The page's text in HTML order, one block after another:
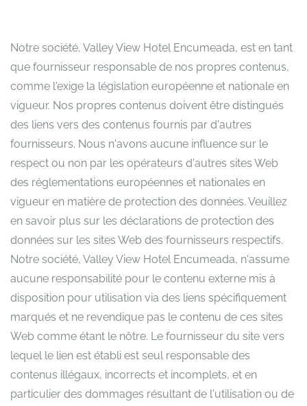
Notre société, Valley View Hotel Encumeada, est en tant
que fournisseur responsable de nos propres contenus,
comme l'exige la législation européenne et nationale en
vigueur. Nos propres contenus doivent être distingués
des liens vers des contenus fournis par d'autres
fournisseurs. Nous n'avons aucune influence sur le
respect ou non par les opérateurs d'autres sites Web
des réglementations européennes et nationales en
vigueur en matière de protection des données. Veuillez
en savoir plus sur les déclarations de protection des
données sur les sites Web des fournisseurs respectifs.
Notre société, Valley View Hotel Encumeada, n'assume
aucune responsabilité pour le contenu externe mis à
disposition pour utilisation via des liens spécifiquement
marqués et ne revendique pas le contenu de ces sites
Web comme étant le nôtre. Le fournisseur du site vers
lequel le lien est établi est seul responsable des
contenus illégaux, incorrects et incomplets, et en
particulier des dommages résultant de l'utilisation ou de